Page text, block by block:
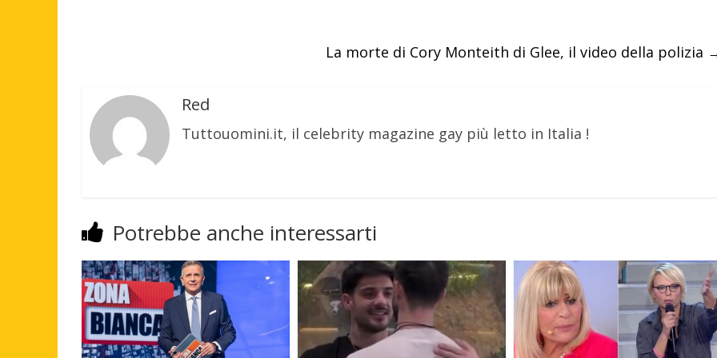
La morte di Cory Monteith di Glee, il video della polizia
Red
Tuttouomini.it, il celebrity magazine gay più letto in Italia !
Potrebbe anche interessarti